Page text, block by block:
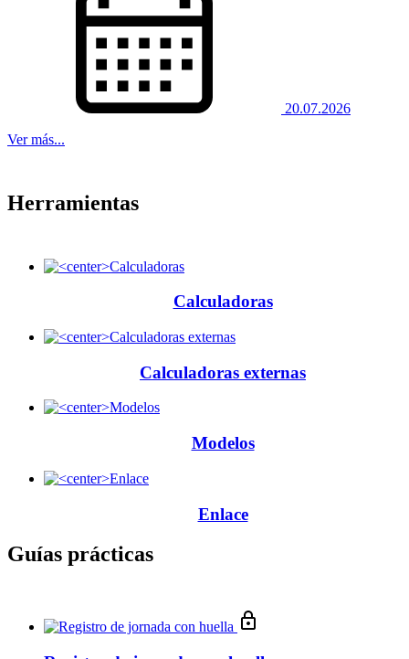
20.07.2026
Ver más...
Herramientas
Calculadoras
Calculadoras externas
Modelos
Enlace
Guías prácticas